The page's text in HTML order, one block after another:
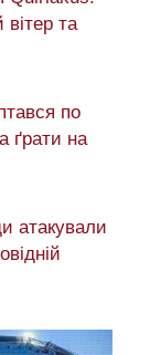
та
по
ґрати на
атакували